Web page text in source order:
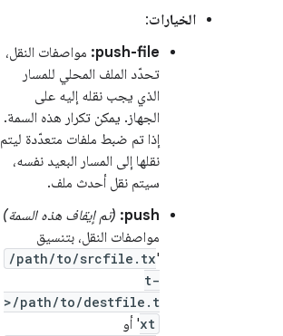
الخيارات:
push-file: مواصفات النقل،
تحدّد الملف المحلي للمسار
الذي يجب نقله إليه على
الجهاز. يمكن تكرار هذه السمة.
إذا تم ضبط ملفات متعدّدة ليتم
نقلها إلى المسار البعيد نفسه،
سيتم نقل أحدث ملف.
push: (تم إيقاف هذه السمة)
مواصفات النقل، بتنسيق
'
/path/to/srcfile.tx
t-
>/path/to/destfile.t
xt' أو